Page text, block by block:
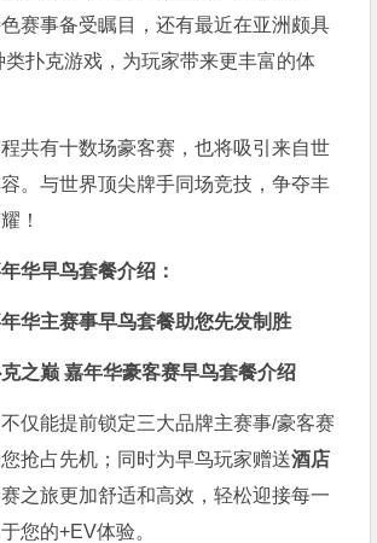
赛事备受瞩目，还有最近在亚洲颇具
类扑克游戏，为玩家带来更丰富的体
共有十数场豪客赛，也将吸引来自世
。与世界顶尖牌手同场竞技，争夺丰
！
华早鸟套餐介绍：
华主赛事早鸟套餐助您先发制胜
之巅 嘉年华豪客赛早鸟套餐介绍
仅能提前锁定三大品牌主赛事/豪客赛
抢占先机；同时为早鸟玩家赠送酒店
赛之旅更加舒适和高效，轻松迎接每一
您的+EV体验。